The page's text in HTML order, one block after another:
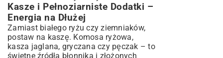
Kasze i Pełnoziarniste Dodatki –
Energia na Dłużej
Zamiast białego ryżu czy ziemniaków,
postaw na kaszę. Komosa ryżowa,
kasza jaglana, gryczana czy pęczak – to
świetne źródła błonnika i złożonych